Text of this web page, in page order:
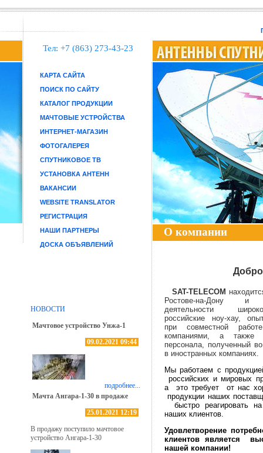
Тел: +7 (863) 273-43-23
КАРТА САЙТА
ПОИСК ПО САЙТУ
КАТАЛОГ ПРОДУКЦИИ
МАЧТОВЫЕ УСТРОЙСТВА
ИНТЕРНЕТ-МАГАЗИН
ФОТОГАЛЕРЕЯ
СПУТНИКОВОЕ ТВ
УСТАНОВКА АНТЕНН
ВАКАНСИИ
WEBSITE TRANSLATOR
РЕГИСТРАЦИЯ
НАШИ ПАРТНЕРЫ
ДОСКА ОБЪЯВЛЕНИЙ
НОВОСТИ
Мачтовое устройство Унжа-1
09.02.2021 09:44
подробнее...
Мачта Ангара-1-30 в продаже
25.01.2021 12:19
В продажу поступило мачтовое
устройство Ангара-1-30
О компании
SAT-TELECOM
Ростове-на-Дону
деятельности
российские ноу-хау,
при совместной
компаниями, а также
персонала, полученный
в иностранных компаниях.
Мы работаем с
российских и мировых
а это требует от нас
продукции наших
быстро реагировать
наших клиентов.
Удовлетворение
клиентов является
нашей компании!